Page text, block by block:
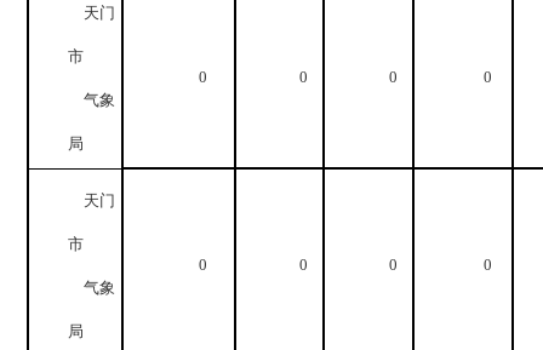
天门
市
气象
局
0 0 0 0
天门
市
气象
局
0 0 0 0